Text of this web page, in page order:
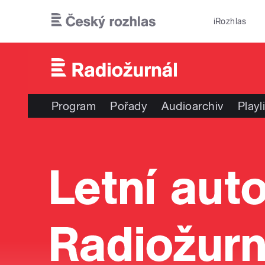
iRozhlas
Program Pořady Audioarchiv